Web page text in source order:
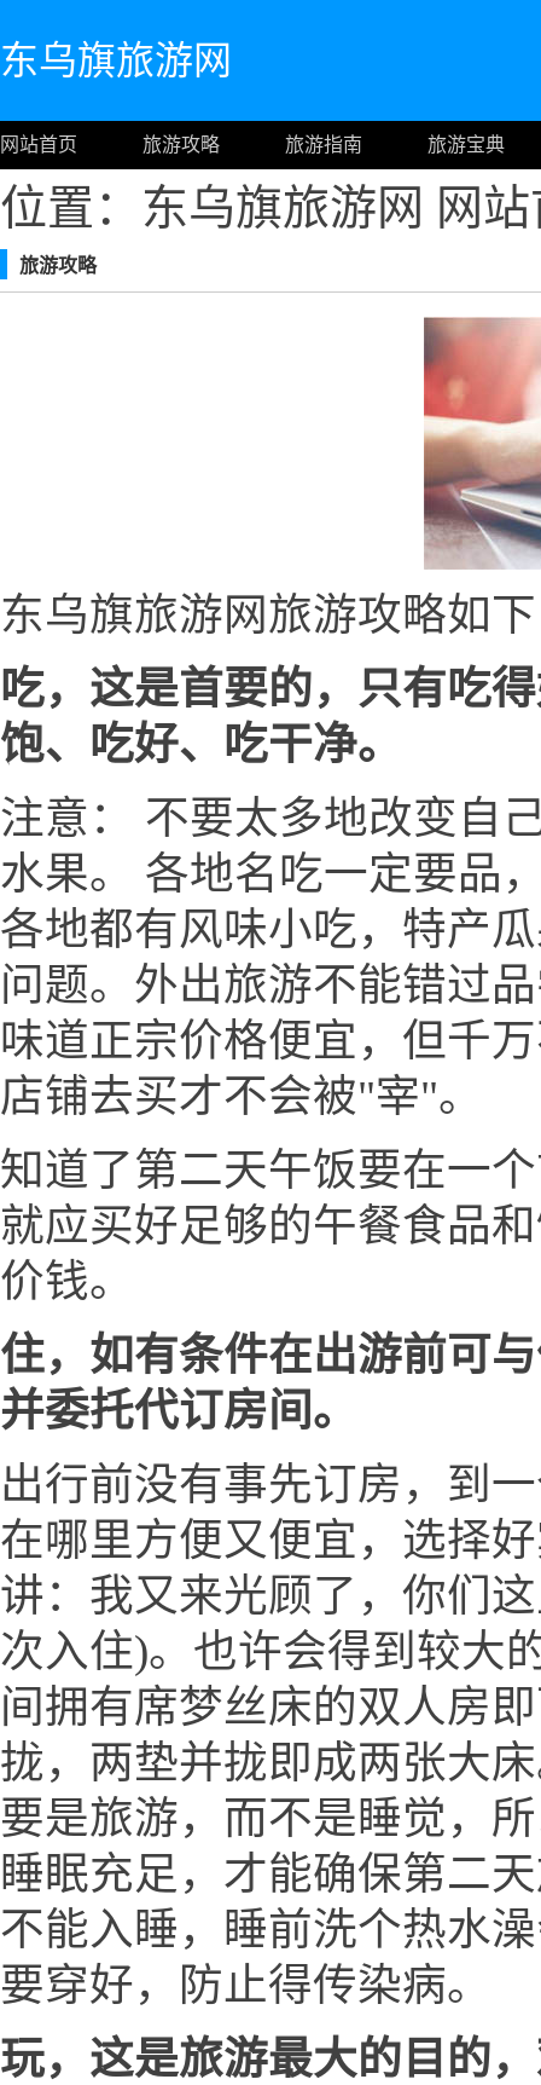
东乌旗旅游网
网站首页 旅游攻略 旅游指南 旅游宝典
位置：东乌旗旅游网 网
旅游攻略
东乌旗旅游网旅游攻略如
吃，这是首要的，只有吃
饱、吃好、吃干净。
注意： 不要太多地改变自
水果。 各地名吃一定要品
各地都有风味小吃，特产
问题。外出旅游不能错过
味道正宗价格便宜，但千
店铺去买才不会被"宰"。
知道了第二天午饭要在一
就应买好足够的午餐食品
价钱。
住，如有条件在出游前可
并委托代订房间。
出行前没有事先订房，到
在哪里方便又便宜，选择
讲：我又来光顾了，你们
次入住)。也许会得到较大
间拥有席梦丝床的双人房
拢，两垫并拢即成两张大
要是旅游，而不是睡觉，
睡眠充足，才能确保第二
不能入睡，睡前洗个热水
要穿好，防止得传染病。
玩，这是旅游最大的目的